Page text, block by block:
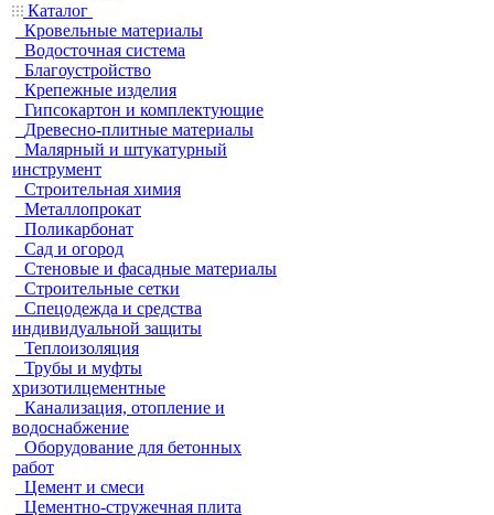
Каталог
Кровельные материалы
Водосточная система
Благоустройство
Крепежные изделия
Гипсокартон и комплектующие
Древесно-плитные материалы
Малярный и штукатурный
инструмент
Строительная химия
Металлопрокат
Поликарбонат
Сад и огород
Стеновые и фасадные материалы
Строительные сетки
Спецодежда и средства
индивидуальной защиты
Теплоизоляция
Трубы и муфты
хризотилцементные
Канализация, отопление и
водоснабжение
Оборудование для бетонных
работ
Цемент и смеси
Цементно-стружечная плита